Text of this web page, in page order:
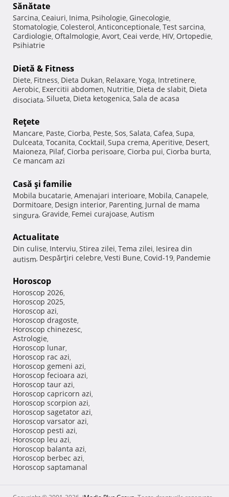
Sănătate
Sarcina, Ceaiuri, Inima, Psihologie, Ginecologie,
Stomatologie, Colesterol, Anticonceptionale, Test sarcina,
Cardiologie, Oftalmologie, Avort, Ceai verde, HIV, Ortopedie,
Psihiatrie
Dietă & Fitness
Diete, Fitness, Dieta Dukan, Relaxare, Yoga, Intretinere,
Aerobic, Exercitii abdomen, Nutritie, Dieta de slabit, Dieta
disociata, Silueta, Dieta ketogenica, Sala de acasa
Reţete
Mancare, Paste, Ciorba, Peste, Sos, Salata, Cafea, Supa,
Dulceata, Tocanita, Cocktail, Supa crema, Aperitive, Desert,
Maioneza, Pilaf, Ciorba perisoare, Ciorba pui, Ciorba burta,
Ce mancam azi
Casă şi familie
Mobila bucatarie, Amenajari interioare, Mobila, Canapele,
Dormitoare, Design interior, Parenting, Jurnal de mama
singura, Gravide, Femei curajoase, Autism
Actualitate
Din culise, Interviu, Stirea zilei, Tema zilei, Iesirea din
autism, Despărţiri celebre, Vesti Bune, Covid-19, Pandemie
Horoscop
Horoscop 2026,
Horoscop 2025,
Horoscop azi,
Horoscop dragoste,
Horoscop chinezesc,
Astrologie,
Horoscop lunar,
Horoscop rac azi,
Horoscop gemeni azi,
Horoscop fecioara azi,
Horoscop taur azi,
Horoscop capricorn azi,
Horoscop scorpion azi,
Horoscop sagetator azi,
Horoscop varsator azi,
Horoscop pesti azi,
Horoscop leu azi,
Horoscop balanta azi,
Horoscop berbec azi,
Horoscop saptamanal